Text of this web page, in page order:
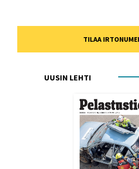
TILAA
UUSIN LEHTI